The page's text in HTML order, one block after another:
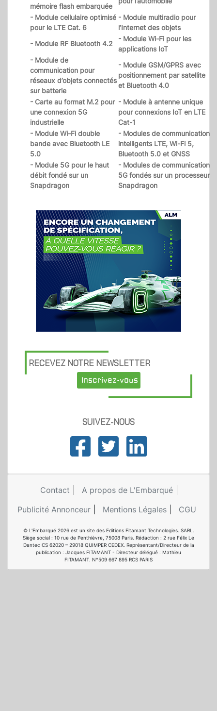
mémoire flash embarquée
- Module cellulaire optimisé
pour le LTE Cat. 6
- Module multiradio pour
l’Internet des objets
- Module RF Bluetooth 4.2
- Module Wi-Fi pour les
applications IoT
- Module de
communication pour
réseaux d’objets connectés
sur batterie
- Module GSM/GPRS avec
positionnement par satellite
et Bluetooth 4.0
- Carte au format M.2 pour
une connexion 5G
industrielle
- Module à antenne unique
pour connexions IoT en LTE
Cat-1
- Module Wi-Fi double
bande avec Bluetooth LE
5.0
- Modules de communication
intelligents LTE, Wi-Fi 5,
Bluetooth 5.0 et GNSS
- Module 5G pour le haut
débit fondé sur un
Snapdragon
- Modules de communication
5G fondés sur un processeur
Snapdragon
RECEVEZ NOTRE NEWSLETTER
Inscrivez-vous
SUIVEZ-NOUS
Contact
A propos de L'Embarqué
Publicité Annonceur
Mentions Légales CGU
© L'Embarqué 2026 est un site des Editions Fitamant Technologies. SARL.
Siège social : 10 rue de Penthièvre, 75008 Paris. Rédaction : 2 rue Félix Le
Dantec CS 62020 – 29018 QUIMPER CEDEX. Représentant/Directeur de la
publication : Jacques FITAMANT - Directeur délégué : Mathieu
FITAMANT. N°509 667 895 RCS PARIS